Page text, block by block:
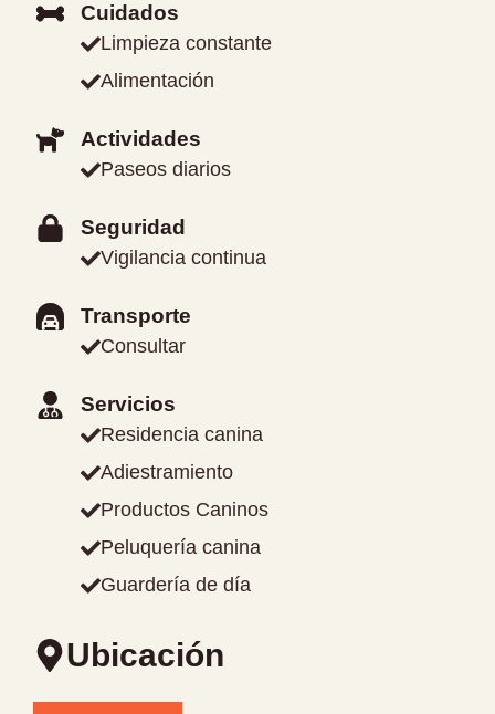
Cuidados
Limpieza constante
Alimentación
Actividades
Paseos diarios
Seguridad
Vigilancia continua
Transporte
Consultar
Servicios
Residencia canina
Adiestramiento
Productos Caninos
Peluquería canina
Guardería de día
Ubicación